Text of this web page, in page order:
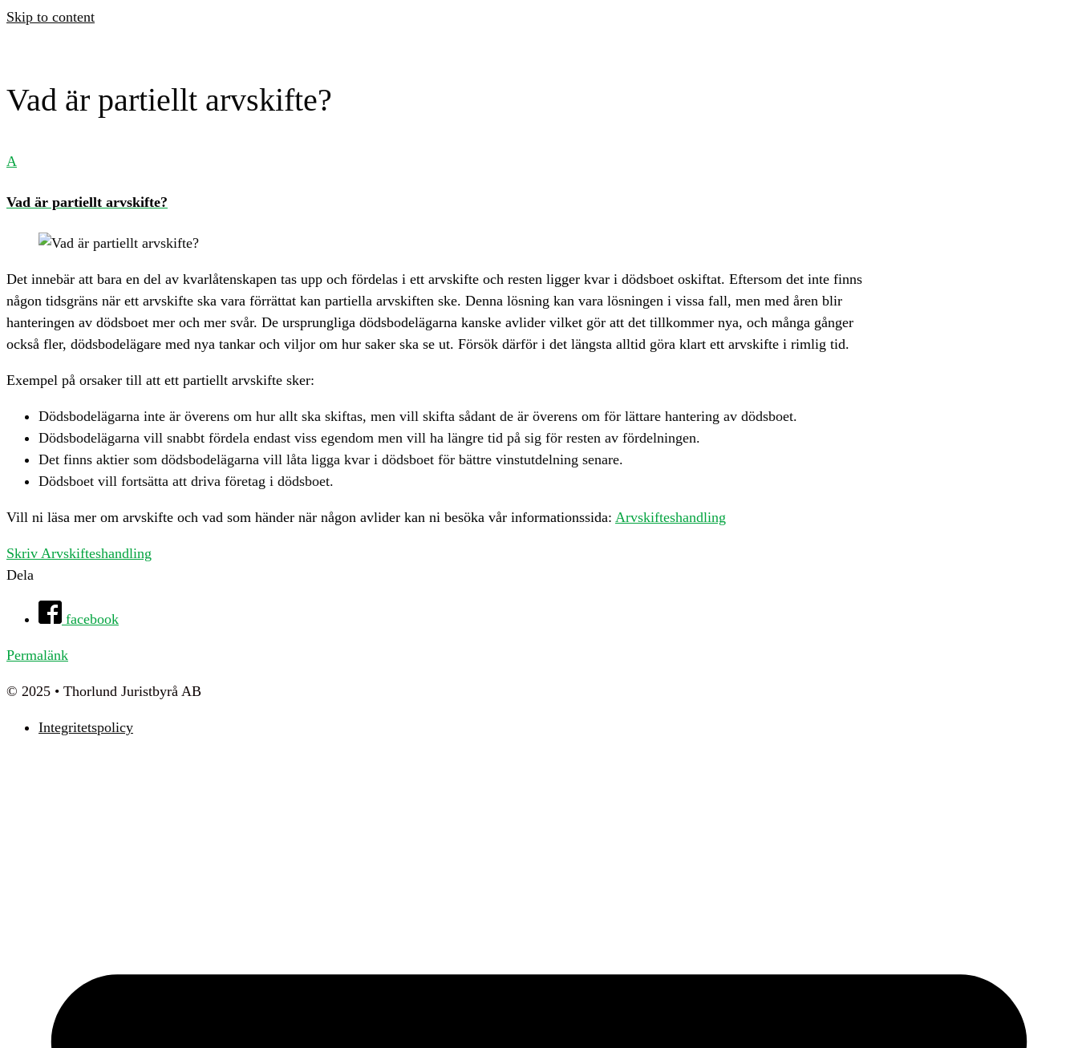
Skip to content
Vad är partiellt arvskifte?
A
Vad är partiellt arvskifte?
Det innebär att bara en del av kvarlåtenskapen tas upp och fördelas i ett arvskifte och resten ligger kvar i dödsboet oskiftat. Eftersom det inte finns
någon tidsgräns när ett arvskifte ska vara förrättat kan partiella arvskiften ske. Denna lösning kan vara lösningen i vissa fall, men med åren blir
hanteringen av dödsboet mer och mer svår. De ursprungliga dödsbodelägarna kanske avlider vilket gör att det tillkommer nya, och många gånger
också fler, dödsbodelägare med nya tankar och viljor om hur saker ska se ut. Försök därför i det längsta alltid göra klart ett arvskifte i rimlig tid.
Exempel på orsaker till att ett partiellt arvskifte sker:
Dödsbodelägarna inte är överens om hur allt ska skiftas, men vill skifta sådant de är överens om för lättare hantering av dödsboet.
Dödsbodelägarna vill snabbt fördela endast viss egendom men vill ha längre tid på sig för resten av fördelningen.
Det finns aktier som dödsbodelägarna vill låta ligga kvar i dödsboet för bättre vinstutdelning senare.
Dödsboet vill fortsätta att driva företag i dödsboet.
Vill ni läsa mer om arvskifte och vad som händer när någon avlider kan ni besöka vår informationssida: Arvskifteshandling
Skriv Arvskifteshandling
Dela
facebook
Permalänk
© 2025 • Thorlund Juristbyrå AB
Integritetspolicy